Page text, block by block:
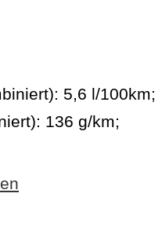
5,6 l/100km;
136 g/km;